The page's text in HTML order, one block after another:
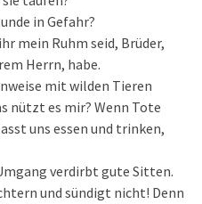
in Gefahr?
mein Ruhm seid, Brüder,
Herrn, habe.
mit wilden Tieren
nützt es mir? Wenn Tote
uns essen und trinken,
verdirbt gute Sitten.
und sündigt nicht! Denn